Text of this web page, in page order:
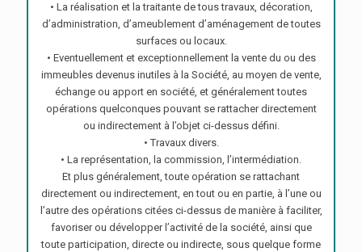
• La réalisation et la traitante de tous travaux, décoration,
d’administration, d’ameublement d’aménagement de toutes
surfaces ou locaux.
• Eventuellement et exceptionnellement la vente du ou des
immeubles devenus inutiles à la Société, au moyen de vente,
échange ou apport en société, et généralement toutes
opérations quelconques pouvant se rattacher directement
ou indirectement à l’objet ci-dessus défini.
• Travaux divers.
• La représentation, la commission, l’intermédiation.
Et plus généralement, toute opération se rattachant
directement ou indirectement, en tout ou en partie, à l’une ou
l’autre des opérations citées ci-dessus de manière à faciliter,
favoriser ou développer l’activité de la société, ainsi que
toute participation, directe ou indirecte, sous quelque forme